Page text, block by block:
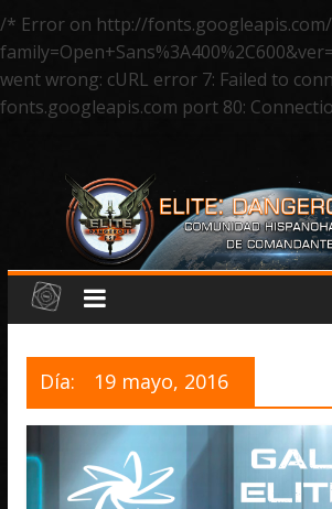
/* Error on http://fonts.googleapis.com/
went wrong: cURL error 7: Failed to
fonts.googleapis.com port 80:
Día: 19 mayo, 2016